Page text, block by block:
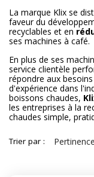
La marque Klix se
faveur du
recyclables et en
ses machines à café.
En plus de ses
service clientèle
répondre aux
d'expérience dans
boissons chaudes,
les entreprises à la
chaudes simple,
Trier par : Pertinence